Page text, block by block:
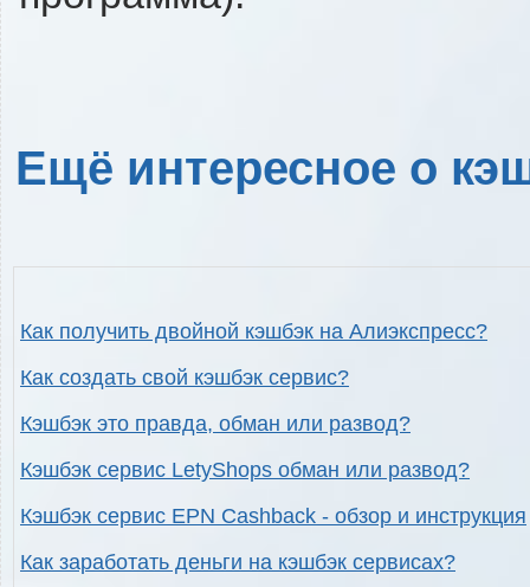
Ещё интересное о
Как получить двойной кэшбэк на Алиэкспресс?
Как создать свой кэшбэк сервис?
Кэшбэк это правда, обман или развод?
Кэшбэк сервис LetyShops обман или развод?
Кэшбэк сервис EPN Cashback - обзор и инструкция
Как заработать деньги на кэшбэк сервисах?